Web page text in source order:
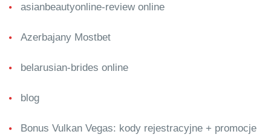
asianbeautyonline-review online
Azerbajany Mostbet
belarusian-brides online
blog
Bonus Vulkan Vegas: kody rejestracyjne + promocje